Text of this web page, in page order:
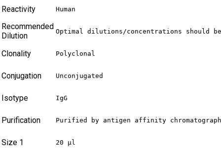
Reactivity Human
Recommended
Dilution
Optimal dilutions/concentrations should
Clonality Polyclonal
Conjugation Unconjugated
Isotype IgG
Purification Purified by antigen affinity
Size 1 20 µl